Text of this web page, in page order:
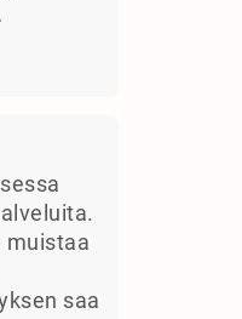
muistaa
saa